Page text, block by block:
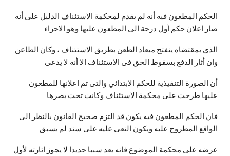
الحكم المطعون فيه أنه لم يقدم لمحكمة الاستئناف الدليل على أنه
صار اعلان حكم أول درجة الى المطعون عليها وهو الاجراء
الذي بمقتضاه ينفتح ميعاد الطعن بطريق الاستئناف ، وكان الطاعن
وان أثار الدفع بسقوط الحق فى الاستئناف الا أنه لا يدعى
أن الصورة التنفيذية للحكم الابتدائي والتى تم اعلانها للمطعون
عليها طرحت على محكمة الاستئناف وكانت تحت بصرها
فان الحكم المطعون فيه يكون قد التزم صحيح القانون بالنظر الى
الواقع المطروح عليه ويكون النعى عليه على سند لم يسبق
عرضه على محكمة الموضوع فانه يعد سببا جديدا لا يجوز اثارته لأول